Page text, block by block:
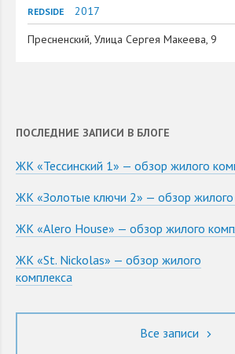
REDSIDE
2017
Пресненский, Улица Сергея Макеева, 9
ПОСЛЕДНИЕ ЗАПИСИ В БЛОГЕ
ЖК «Тессинский 1» — обзор жилого
ЖК «Золотые ключи 2» — обзор жилого
ЖК «Alero House» — обзор жилого
ЖК «St. Nickolas» — обзор жилого
комплекса
Все записи